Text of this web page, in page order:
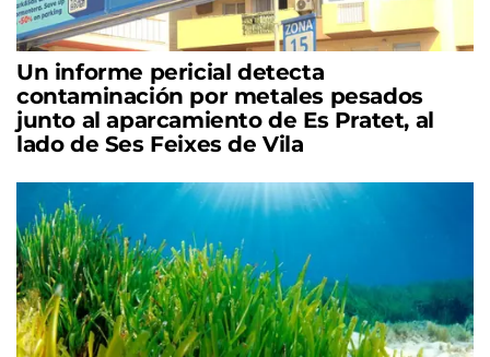
Un informe pericial detecta
contaminación por metales pesados
junto al aparcamiento de Es Pratet, al
lado de Ses Feixes de Vila